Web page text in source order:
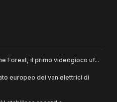
Forest, il primo videogioco uf...
europeo dei van elettrici di